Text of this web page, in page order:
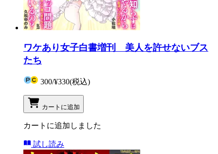
ワケあり女子白書増刊 美人を許せないブス
たち
300/¥330(税込)
カートに追加
カートに追加しました
試し読み